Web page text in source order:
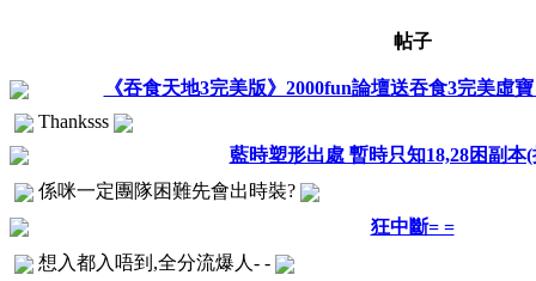
帖子
《吞食天地3完美版》2000fun論壇送吞食3完美虛
Thanksss
藍時塑形出處 暫時只知18,28困副本
係咪一定團隊困難先會出時裝?
狂中斷= =
想入都入唔到,全分流爆人- -